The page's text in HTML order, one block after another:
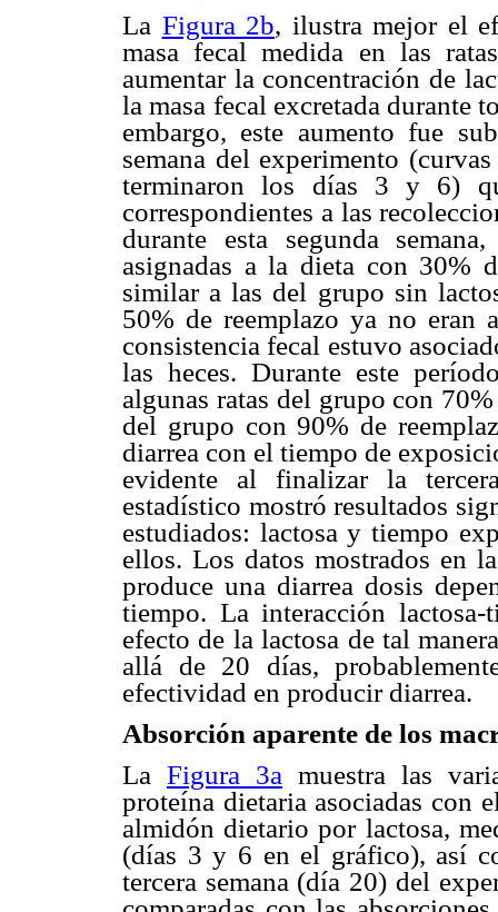
La Figura 2b, ilustra mejor el
masa fecal medida en las
aumentar la concentración de
la masa fecal excretada durante
embargo, este aumento fue
semana del experimento
terminaron los días 3 y 6)
correspondientes a las
durante esta segunda
asignadas a la dieta con 30%
similar a las del grupo sin
50% de reemplazo ya no eran
consistencia fecal estuvo
las heces. Durante este
algunas ratas del grupo con
del grupo con 90% de
diarrea con el tiempo de
evidente al finalizar la
estadístico mostró resultados
estudiados: lactosa y tiempo
ellos. Los datos mostrados en
produce una diarrea dosis
tiempo. La interacción
efecto de la lactosa de tal
allá de 20 días,
efectividad en producir diarrea.
Absorción aparente de los
La Figura 3a muestra las
proteína dietaria asociadas con
almidón dietario por lactosa,
(días 3 y 6 en el gráfico), así
tercera semana (día 20) del